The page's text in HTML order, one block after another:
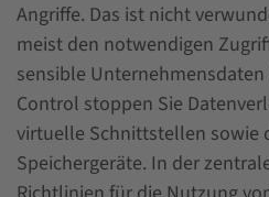
Angriffe. Das ist nicht
meist den notwendigen
sensible Unternehmensdaten
Control stoppen Sie
virtuelle Schnittstellen sowie
Speichergeräte. In der